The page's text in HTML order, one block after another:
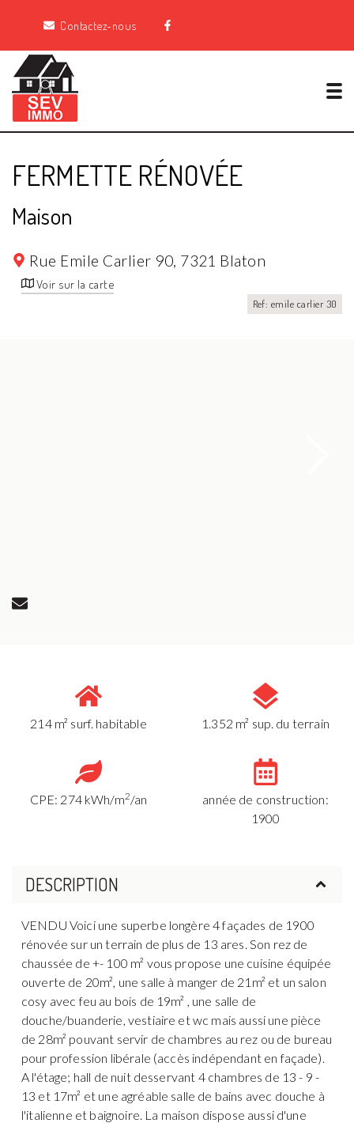
Contactez-nous
FERMETTE RÉNOVÉE
Maison
Rue Emile Carlier 90, 7321 Blaton
Voir sur la carte
Ref: emile carlier 30
214 m² surf. habitable 1.352 m² sup. du terrain
CPE: 274 kWh/m2/an
année de construction:
1900
DESCRIPTION
VENDU Voici une superbe longère 4 façades de 1900
rénovée sur un terrain de plus de 13 ares. Son rez de
chaussée de +- 100 m² vous propose une cuisine équipée
ouverte de 20m², une salle à manger de 21m² et un salon
cosy avec feu au bois de 19m² , une salle de
douche/buanderie, vestiaire et wc mais aussi une pièce
de 28m² pouvant servir de chambres au rez ou de bureau
pour profession libérale (accès indépendant en façade).
A l'étage; hall de nuit desservant 4 chambres de 13 - 9 -
13 et 17m² et une agréable salle de bains avec douche à
l'italienne et baignoire. La maison dispose aussi d'une